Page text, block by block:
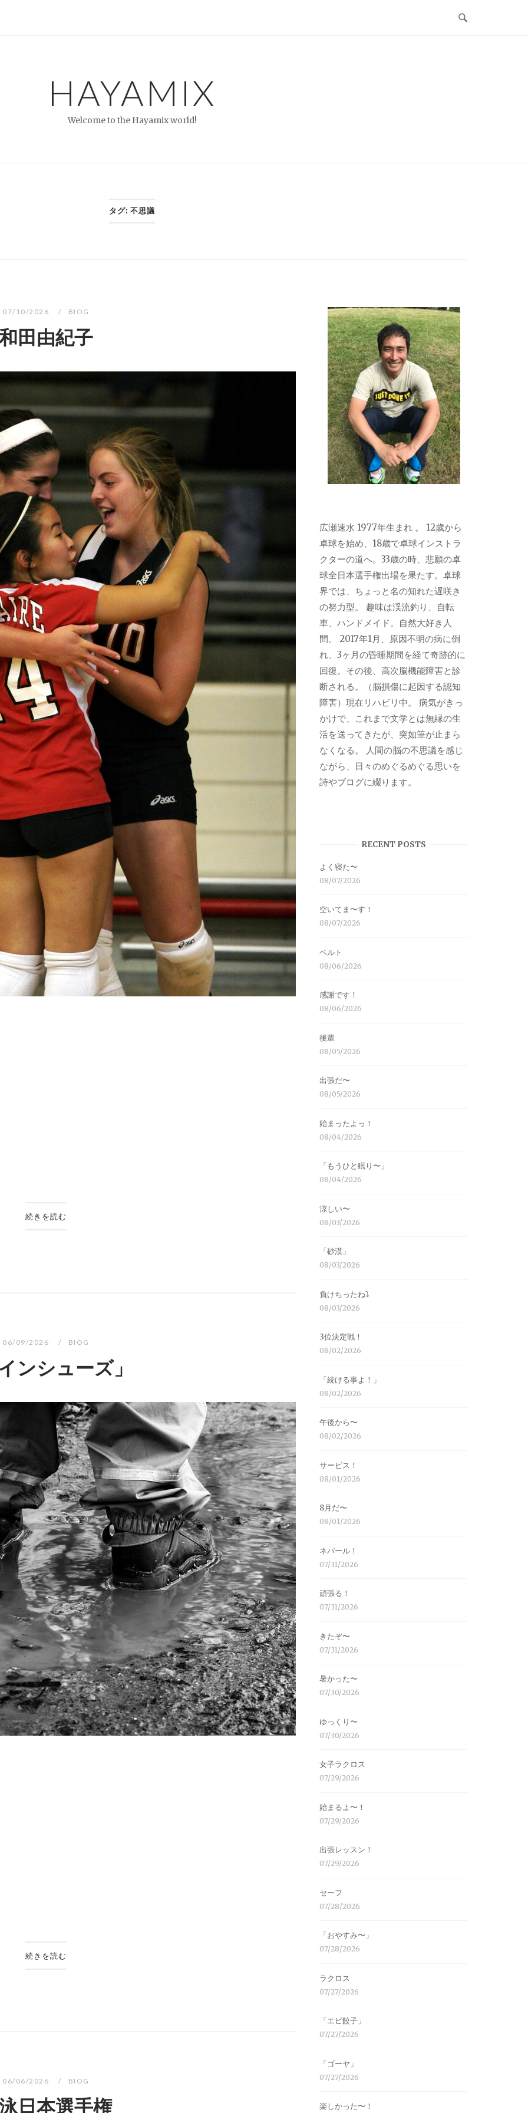
HAYAMIX
Welcome to the Hayamix world!
タグ: 不思議
07/10/2026 BIOG
田由紀子
続きを読む
06/09/2026 BIOG
ンシューズ」
続きを読む
06/06/2026 BIOG
日本選手権
広瀬速水 1977年生まれ 。 12歳から
卓球を始め、18歳で卓球インストラ
クターの道へ。33歳の時、悲願の卓
球全日本選手権出場を果たす。卓球
界では、ちょっと名の知れた遅咲き
の努力型。 趣味は渓流釣り、自転
車、ハンドメイド。自然大好き人
間。 2017年1月、原因不明の病に倒
れ、3ヶ月の昏睡期間を経て奇跡的に
回復。その後、高次脳機能障害と診
断される。（脳損傷に起因する認知
障害）現在リハビリ中。 病気がきっ
かけで、これまで文学とは無縁の生
活を送ってきたが、突如筆が止まら
なくなる。 人間の脳の不思議を感じ
ながら、日々のめぐるめぐる思いを
詩やブログに綴ります。
RECENT POSTS
よく寝た〜
08/07/2026
空いてま〜す！
08/07/2026
ベルト
08/06/2026
感謝です！
08/06/2026
後輩
08/05/2026
出張だ〜
08/05/2026
始まったよっ！
08/04/2026
「もうひと眠り〜」
08/04/2026
涼しい〜
08/03/2026
「砂漠」
08/03/2026
負けちったね⤵︎
08/03/2026
3位決定戦！
08/02/2026
「続ける事よ！」
08/02/2026
午後から〜
08/02/2026
サービス！
08/01/2026
8月だ〜
08/01/2026
ネパール！
07/31/2026
頑張る！
07/31/2026
きたぞ〜
07/31/2026
暑かった〜
07/30/2026
ゆっくり〜
07/30/2026
女子ラクロス
07/29/2026
始まるよ〜！
07/29/2026
出張レッスン！
07/29/2026
セーフ
07/28/2026
「おやすみ〜」
07/28/2026
ラクロス
07/27/2026
「エビ餃子」
07/27/2026
「ゴーヤ」
07/27/2026
楽しかった〜！